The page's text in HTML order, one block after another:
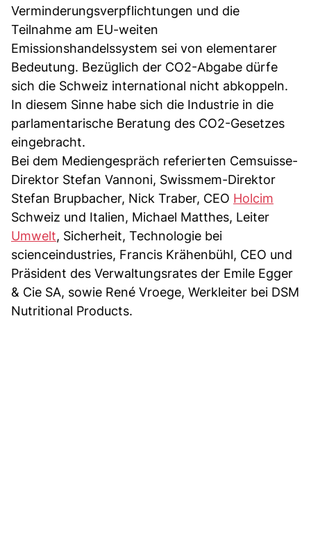
Verminderungsverpflichtungen und die
Teilnahme am EU-weiten
Emissionshandelssystem sei von elementarer
Bedeutung. Bezüglich der CO2-Abgabe dürfe
sich die Schweiz international nicht abkoppeln.
In diesem Sinne habe sich die Industrie in die
parlamentarische Beratung des CO2-Gesetzes
eingebracht.
Bei dem Mediengespräch referierten Cemsuisse-
Direktor Stefan Vannoni, Swissmem-Direktor
Stefan Brupbacher, Nick Traber, CEO Holcim
Schweiz und Italien, Michael Matthes, Leiter
Umwelt, Sicherheit, Technologie bei
scienceindustries, Francis Krähenbühl, CEO und
Präsident des Verwaltungsrates der Emile Egger
& Cie SA, sowie René Vroege, Werkleiter bei DSM
Nutritional Products.